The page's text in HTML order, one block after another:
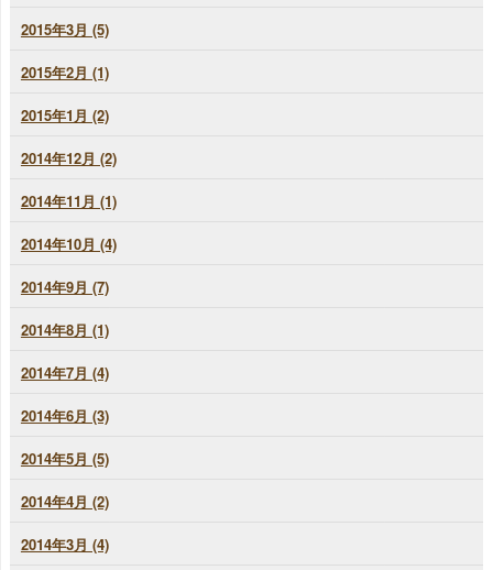
2015年3月 (5)
2015年2月 (1)
2015年1月 (2)
2014年12月 (2)
2014年11月 (1)
2014年10月 (4)
2014年9月 (7)
2014年8月 (1)
2014年7月 (4)
2014年6月 (3)
2014年5月 (5)
2014年4月 (2)
2014年3月 (4)